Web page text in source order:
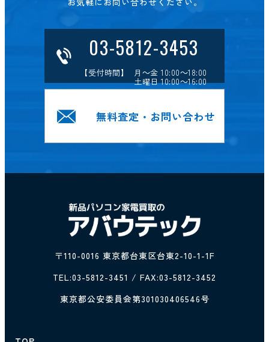
03-5812-3453
【受付時間】 月～金 10:00～18:00
土曜日 10:00～16:00
無料査定・お問い合わせ
〒110-0016 東京都台東区台東2-10-1-1F
TEL:03-5812-3451 / FAX:03-5812-3452
東京都公安委員会第301030406546号